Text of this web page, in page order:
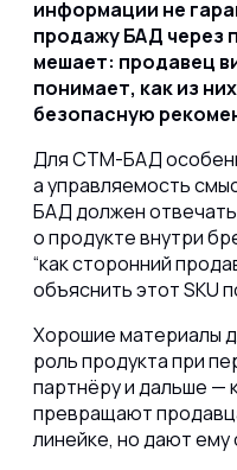
информации не
продажу БАД через
мешает: продавец
понимает, как из
безопасную
Для СТМ-БАД
а управляемость
БАД должен
о продукте внутри
“как сторонний
объяснить этот SKU
Хорошие материалы
роль продукта при
партнёру и дальше —
превращают
линейке, но дают ему